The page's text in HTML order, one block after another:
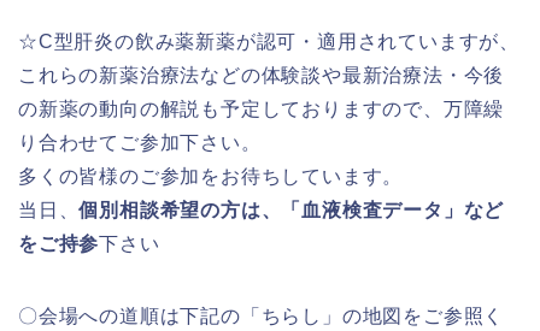
☆C型肝炎の飲み薬新薬が認可・適用されていますが、
これらの新薬治療法などの体験談や最新治療法・今後
の新薬の動向の解説も予定しておりますので、万障繰
り合わせてご参加下さい。
多くの皆様のご参加をお待ちしています。
当日、個別相談希望の方は、「血液検査データ」など
をご持参下さい
〇会場への道順は下記の「ちらし」の地図をご参照く